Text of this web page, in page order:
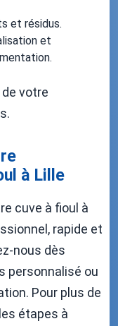
et résidus.
et
votre
à Lille
cuve à fioul à
rapide et
nous dès
personnalisé ou
Pour plus de
étapes à